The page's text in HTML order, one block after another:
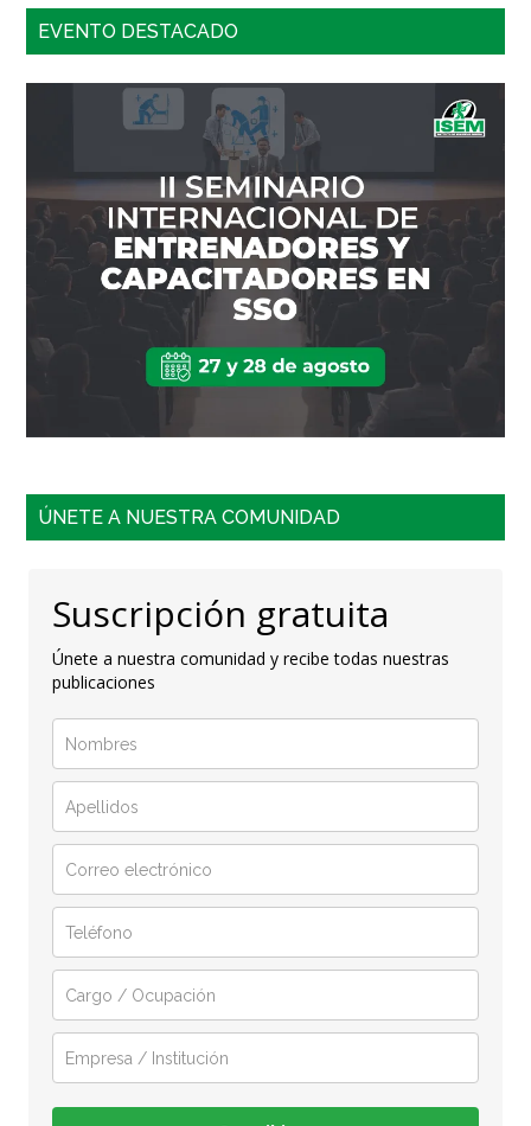
EVENTO DESTACADO
ÚNETE A NUESTRA COMUNIDAD
Suscripción gratuita
Únete a nuestra comunidad y recibe todas nuestras
publicaciones